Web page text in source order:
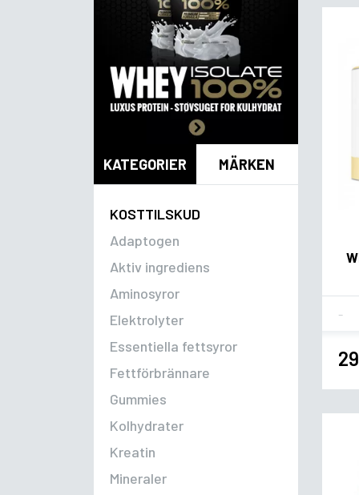
KATEGORIER MÄRKEN
KOSTTILSKUD
Adaptogen
Aktiv ingrediens
Aminosyror
Elektrolyter
Essentiella fettsyror
Fettförbrännare
Gummies
Kolhydrater
Kreatin
Mineraler